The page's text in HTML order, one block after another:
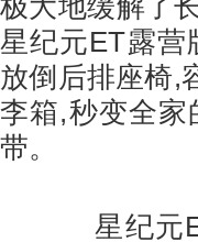
极大地缓解了
星纪元ET露营
放倒后排座椅,
李箱,秒变全家
带。
星纪元ET